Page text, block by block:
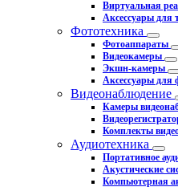
Виртуальная
Аксессуары для
Фототехника
Фотоаппараты
Видеокамеры
Экшн-камеры
Аксессуары для
Видеонаблюдение
Камеры
Комплекты
Аудиотехника
Портативное
Акустические
Компьютерная